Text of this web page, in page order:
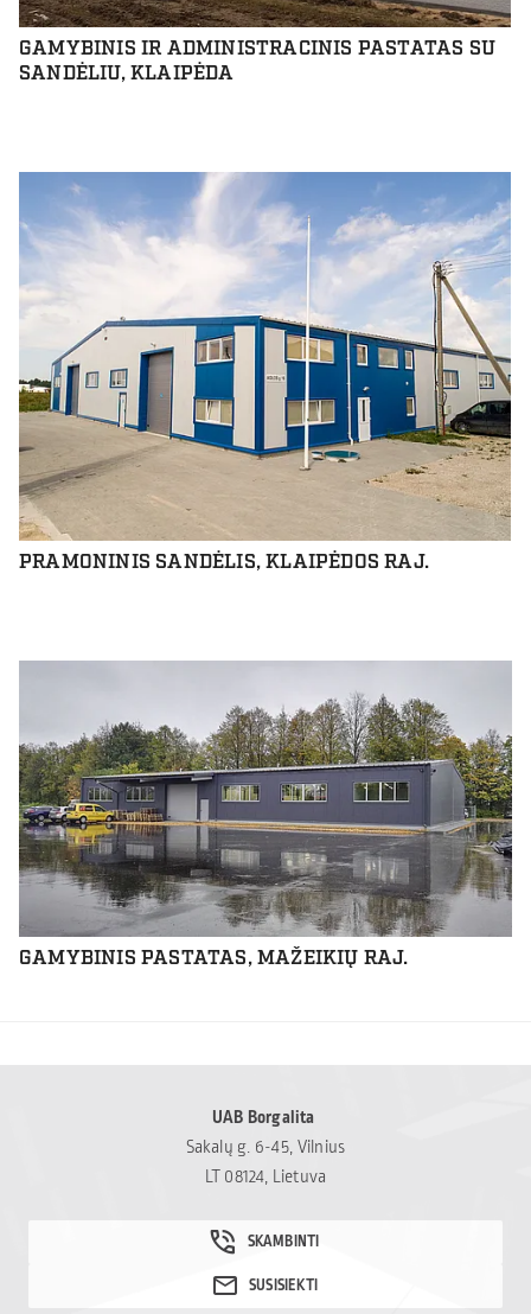
GAMYBINIS IR ADMINISTRACINIS PASTATAS SU
SANDĖLIU, KLAIPĖDA
PRAMONINIS SANDĖLIS, KLAIPĖDOS RAJ.
GAMYBINIS PASTATAS, MAŽEIKIŲ RAJ.
UAB Borgalita
Sakalų g. 6-45, Vilnius
LT 08124, Lietuva